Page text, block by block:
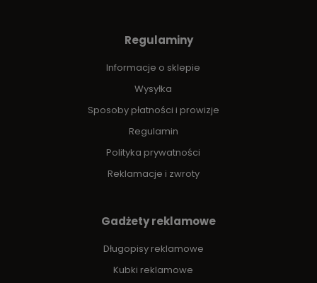
Regulaminy
Informacje o sklepie
Wysyłka
Sposoby płatności i prowizje
Regulamin
Polityka prywatności
Reklamacje i zwroty
Gadżety reklamowe
Długopisy reklamowe
Kubki reklamowe